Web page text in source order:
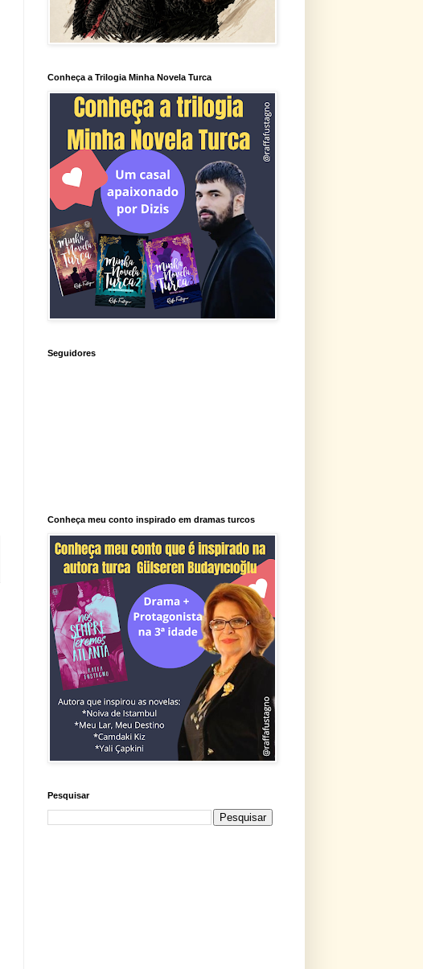
Conheça a Trilogia Minha Novela Turca
Seguidores
Conheça meu conto inspirado em dramas turcos
Pesquisar